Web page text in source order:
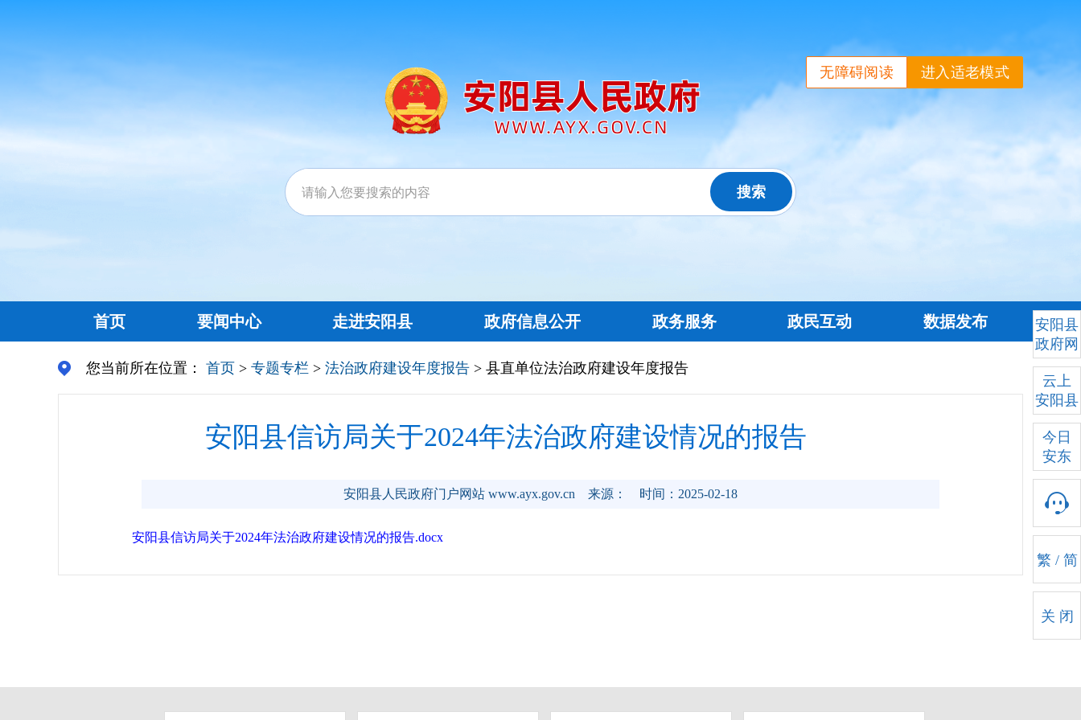
进入适老模式
无障碍阅读
首页 要闻中心 走进安阳县 政府信息公开 政务服务 政民互动 数据发布
您当前所在位置： 首页 > 专题专栏 > 法治政府建设年度报告 > 县直单位法治政府建设年度报告
安阳县信访局关于2024年法治政府建设情况的报告
安阳县人民政府门户网站 www.ayx.gov.cn 来源： 时间：2025-02-18
安阳县信访局关于2024年法治政府建设情况的报告.docx
安阳县
政府网
云上
安阳县
今日
安东
繁 / 简
关 闭